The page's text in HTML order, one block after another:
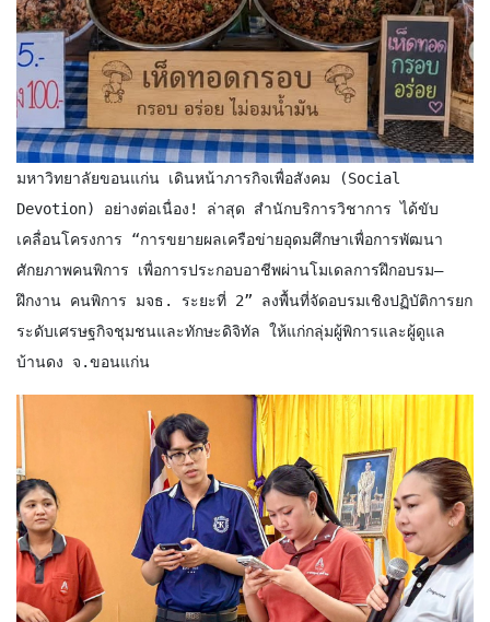
มหาวิทยาลัยขอนแก่น เดินหน้าภารกิจเพื่อสังคม (Social
Devotion) อย่างต่อเนื่อง! ล่าสุด สำนักบริการวิชาการ ได้ขับ
เคลื่อนโครงการ “การขยายผลเครือข่ายอุดมศึกษาเพื่อการพัฒนา
ศักยภาพคนพิการ เพื่อการประกอบอาชีพผ่านโมเดลการฝึกอบรม–
ฝึกงาน คนพิการ มจธ. ระยะที่ 2” ลงพื้นที่จัดอบรมเชิงปฏิบัติการยก
ระดับเศรษฐกิจชุมชนและทักษะดิจิทัล ให้แก่กลุ่มผู้พิการและผู้ดูแล